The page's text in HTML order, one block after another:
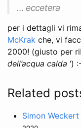
… eccetera
per i dettagli vi
McKrak che, vi
2000! (giusto per
dell’acqua calda ‘)
Related
Simon